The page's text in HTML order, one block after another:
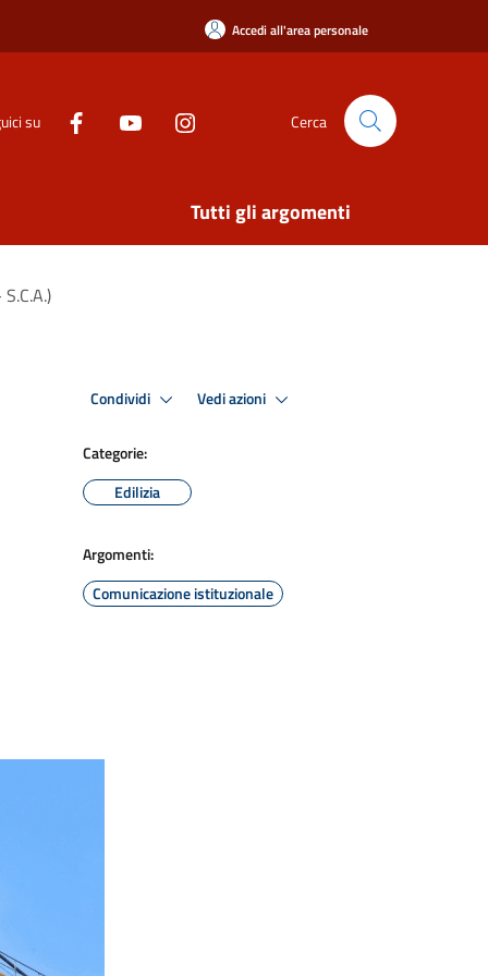
Accedi all'area personale
su Cerca
Tutti gli argomenti
Condividi Vedi azioni
Categorie:
Edilizia
Argomenti:
Comunicazione istituzionale